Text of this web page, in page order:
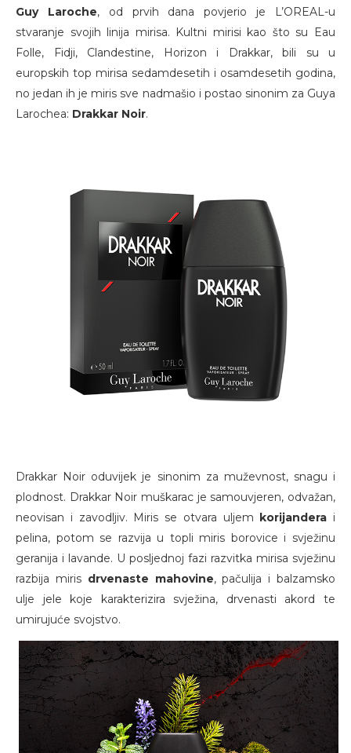
Guy Laroche, od prvih dana povjerio je L’OREAL-u
stvaranje svojih linija mirisa. Kultni mirisi kao što su Eau
Folle, Fidji, Clandestine, Horizon i Drakkar, bili su u
europskih top mirisa sedamdesetih i osamdesetih godina,
no jedan ih je miris sve nadmašio i postao sinonim za Guya
Larochea: Drakkar Noir.
Drakkar Noir oduvijek je sinonim za muževnost, snagu i
plodnost. Drakkar Noir muškarac je samouvjeren, odvažan,
neovisan i zavodljiv. Miris se otvara uljem korijandera i
pelina, potom se razvija u topli miris borovice i svježinu
geranija i lavande. U posljednoj fazi razvitka mirisa svježinu
razbija miris drvenaste mahovine, pačulija i balzamsko
ulje jele koje karakterizira svježina, drvenasti akord te
umirujuće svojstvo.